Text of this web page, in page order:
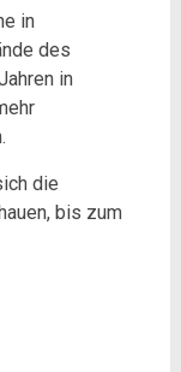
in
des
in
die
bis zum